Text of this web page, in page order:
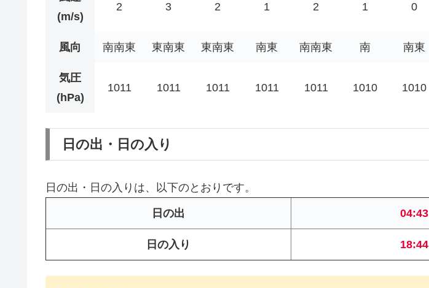
(m/s)
2 3 2 1 2 1 0
風向 南南東 東南東 東南東 南東 南南東 南 南東
気圧
(hPa)
1011 1011 1011 1011 1011 1010 1010
日の出・日の入り
日の出・日の入りは、以下のとおりです。
日の出 04:43
日の入り 18:44